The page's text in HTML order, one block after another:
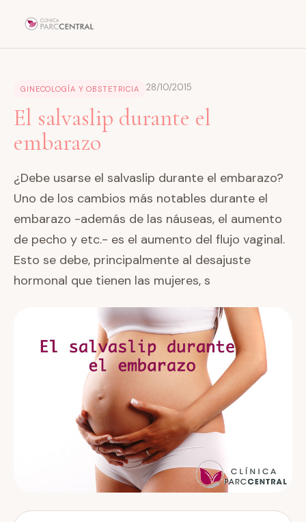
GINECOLOGÍA Y OBSTETRICIA 28/10/2015
El salvaslip durante el
embarazo
¿Debe usarse el salvaslip durante el embarazo?
Uno de los cambios más notables durante el
embarazo -además de las náuseas, el aumento
de pecho y etc.- es el aumento del flujo vaginal.
Esto se debe, principalmente al desajuste
hormonal que tienen las mujeres, s